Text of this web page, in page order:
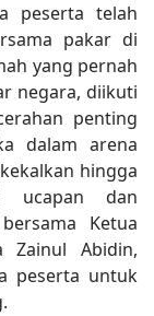
peserta telah
pakar di
yang pernah
negara, diikuti
penting
dalam arena
hingga
ucapan dan
Ketua
Zainul Abidin,
peserta untuk